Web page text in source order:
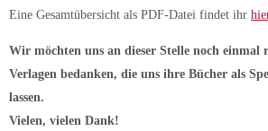
Eine Gesamtübersicht als PDF-Datei findet ihr
Wir möchten uns an dieser Stelle noch einmal
Verlagen bedanken, die uns ihre Bücher als
lassen.
Vielen, vielen Dank!